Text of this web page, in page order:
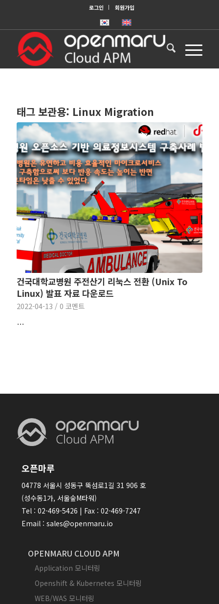
로그인 회원가입
태그 보관용: Linux Migration
건국대학교병원 주전산기 리눅스 전환 (Unix To
Linux) 발표 자료 다운로드
2022-04-13 / 0 코멘트
…
오픈마루
04778 서울시 성동구 뚝섬로1길 31 906 호
(성수동1가, 서울숲M타워)
Tel : 02-469-5426 | Fax : 02-469-7247
Email : sales@openmaru.io
OPENMARU CLOUD APM
Application 모니터링
Openshift & Kubernetes 모니터링
WEB/WAS 모니터링